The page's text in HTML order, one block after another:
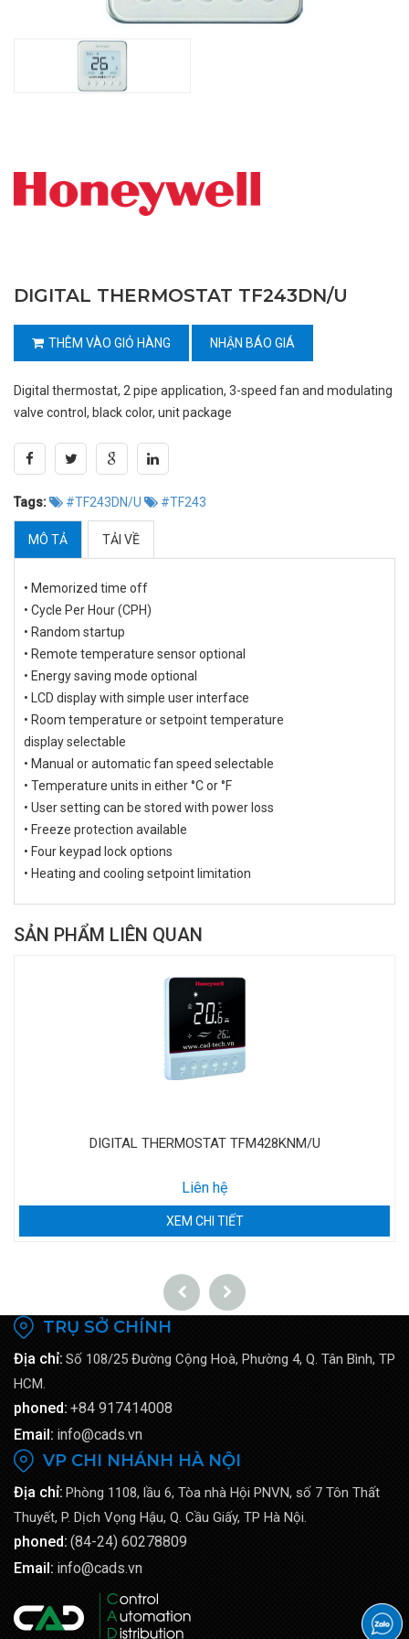
DIGITAL THERMOSTAT TF243DN/U
THÊM VÀO GIỎ HÀNG NHẬN BÁO GIÁ
Digital thermostat, 2 pipe application, 3-speed fan and modulating
valve control, black color, unit package
Tags: #TF243DN/U #TF243
MÔ TẢ TẢI VỀ
• Memorized time off
• Cycle Per Hour (CPH)
• Random startup
• Remote temperature sensor optional
• Energy saving mode optional
• LCD display with simple user interface
• Room temperature or setpoint temperature
display selectable
• Manual or automatic fan speed selectable
• Temperature units in either °C or °F
• User setting can be stored with power loss
• Freeze protection available
• Four keypad lock options
• Heating and cooling setpoint limitation
SẢN PHẨM LIÊN QUAN
DIGITAL THERMOSTAT TFM428KNM/U
Liên hệ
XEM CHI TIẾT
TRỤ SỞ CHÍNH
Địa chỉ: Số 108/25 Đường Cộng Hoà, Phường 4, Q. Tân Bình, TP
HCM.
phoned: +84 917414008
Email: info@cads.vn
VP CHI NHÁNH HÀ NỘI
Địa chỉ: Phòng 1108, lầu 6, Tòa nhà Hội PNVN, số 7 Tôn Thất
Thuyết, P. Dịch Vọng Hậu, Q. Cầu Giấy, TP Hà Nội.
phoned: (84-24) 60278809
Email: info@cads.vn